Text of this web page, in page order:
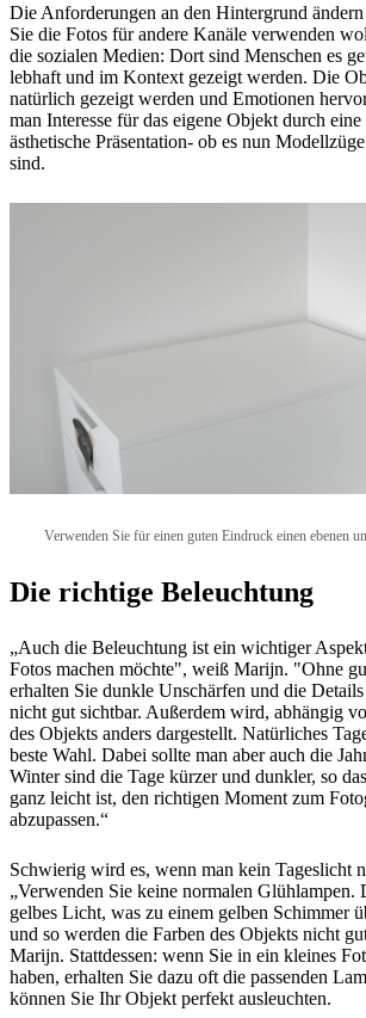
Die Anforderungen an den Hintergrund
Sie die Fotos für andere Kanäle verwenden
die sozialen Medien: Dort sind Menschen es
lebhaft und im Kontext gezeigt werden. Die
natürlich gezeigt werden und Emotionen
man Interesse für das eigene Objekt durch
ästhetische Präsentation- ob es nun
sind.
Verwenden Sie für einen guten Eindruck einen ebenen
Die richtige Beleuchtung
„Auch die Beleuchtung ist ein wichtiger
Fotos machen möchte", weiß Marijn. "Ohne
erhalten Sie dunkle Unschärfen und die
nicht gut sichtbar. Außerdem wird, abhängig
des Objekts anders dargestellt. Natürliches
beste Wahl. Dabei sollte man aber auch die
Winter sind die Tage kürzer und dunkler, so
ganz leicht ist, den richtigen Moment zum
abzupassen.“
Schwierig wird es, wenn man kein Tageslicht
„Verwenden Sie keine normalen Glühlampen.
gelbes Licht, was zu einem gelben Schimmer
und so werden die Farben des Objekts nicht
Marijn. Stattdessen: wenn Sie in ein kleines
haben, erhalten Sie dazu oft die passenden
können Sie Ihr Objekt perfekt ausleuchten.